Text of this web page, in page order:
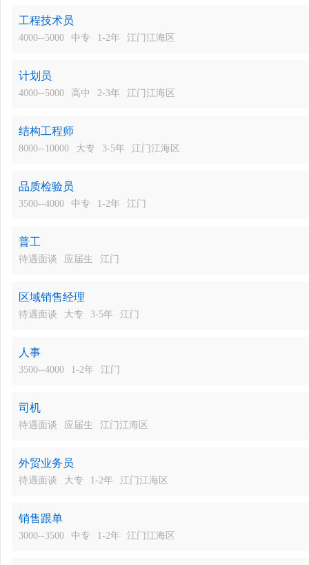
工程技术员
4000--5000 中专 1-2年 江门江海区
计划员
4000--5000 高中 2-3年 江门江海区
结构工程师
8000--10000 大专 3-5年 江门江海区
品质检验员
3500--4000 中专 1-2年 江门
普工
待遇面谈 应届生 江门
区域销售经理
待遇面谈 大专 3-5年 江门
人事
3500--4000 1-2年 江门
司机
待遇面谈 应届生 江门江海区
外贸业务员
待遇面谈 大专 1-2年 江门江海区
销售跟单
3000--3500 中专 1-2年 江门江海区